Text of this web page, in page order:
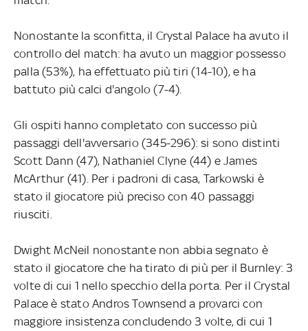
Nonostante la sconfitta, il Crystal Palace ha avuto il
controllo del match: ha avuto un maggior possesso
palla (53%), ha effettuato più tiri (14-10), e ha
battuto più calci d'angolo (7-4).
Gli ospiti hanno completato con successo più
passaggi dell'avversario (345-296): si sono distinti
Scott Dann (47), Nathaniel Clyne (44) e James
McArthur (41). Per i padroni di casa, Tarkowski è
stato il giocatore più preciso con 40 passaggi
riusciti.
Dwight McNeil nonostante non abbia segnato è
stato il giocatore che ha tirato di più per il Burnley: 3
volte di cui 1 nello specchio della porta. Per il Crystal
Palace è stato Andros Townsend a provarci con
maggiore insistenza concludendo 3 volte, di cui 1